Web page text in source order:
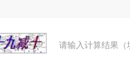
请输入计算结果（